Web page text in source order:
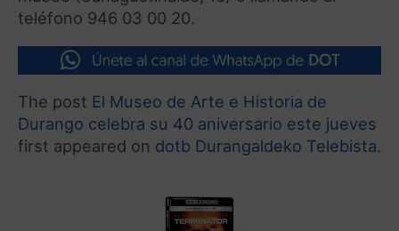
teléfono 946 03 00 20.
The post El Museo de Arte e Historia de
Durango celebra su 40 aniversario este jueves
first appeared on dotb Durangaldeko Telebista.